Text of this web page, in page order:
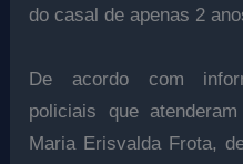
do casal de apenas 2
De acordo com
policiais que
Maria Erisvalda Frota,